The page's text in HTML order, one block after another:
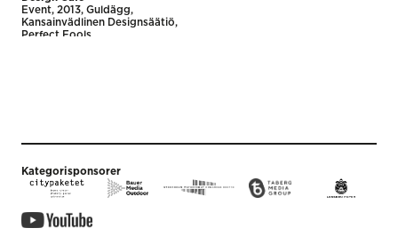
Event 2013 Guldägg
Kansainvädlinen Designsäätiö
Perfect Fools
Kategorisponsorer